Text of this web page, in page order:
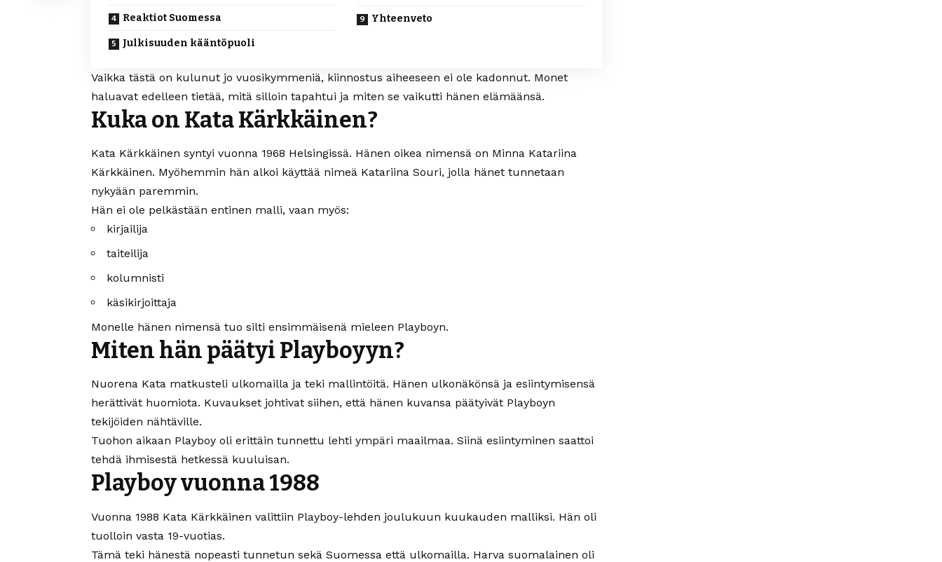
Reaktiot Suomessa
Julkisuuden kääntöpuoli
Yhteenveto
Vaikka tästä on kulunut jo vuosikymmeniä, kiinnostus aiheeseen ei ole kadonnut. Monet
haluavat edelleen tietää, mitä silloin tapahtui ja miten se vaikutti hänen elämäänsä.
Kuka on Kata Kärkkäinen?
Kata Kärkkäinen syntyi vuonna 1968 Helsingissä. Hänen oikea nimensä on Minna Katariina
Kärkkäinen. Myöhemmin hän alkoi käyttää nimeä Katariina Souri, jolla hänet tunnetaan
nykyään paremmin.
Hän ei ole pelkästään entinen malli, vaan myös:
kirjailija
taiteilija
kolumnisti
käsikirjoittaja
Monelle hänen nimensä tuo silti ensimmäisenä mieleen Playboyn.
Miten hän päätyi Playboyyn?
Nuorena Kata matkusteli ulkomailla ja teki mallintöitä. Hänen ulkonäkönsä ja esiintymisensä
herättivät huomiota. Kuvaukset johtivat siihen, että hänen kuvansa päätyivät Playboyn
tekijöiden nähtäville.
Tuohon aikaan Playboy oli erittäin tunnettu lehti ympäri maailmaa. Siinä esiintyminen saattoi
tehdä ihmisestä hetkessä kuuluisan.
Playboy vuonna 1988
Vuonna 1988 Kata Kärkkäinen valittiin Playboy-lehden joulukuun kuukauden malliksi. Hän oli
tuolloin vasta 19-vuotias.
Tämä teki hänestä nopeasti tunnetun sekä Suomessa että ulkomailla. Harva suomalainen oli